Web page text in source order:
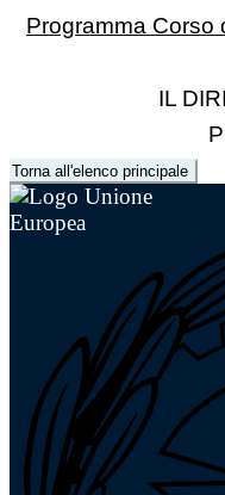
Programma Corso
IL
Torna all'elenco principale